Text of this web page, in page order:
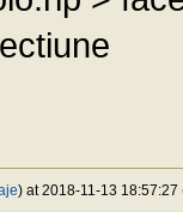
) at 2018-11-13